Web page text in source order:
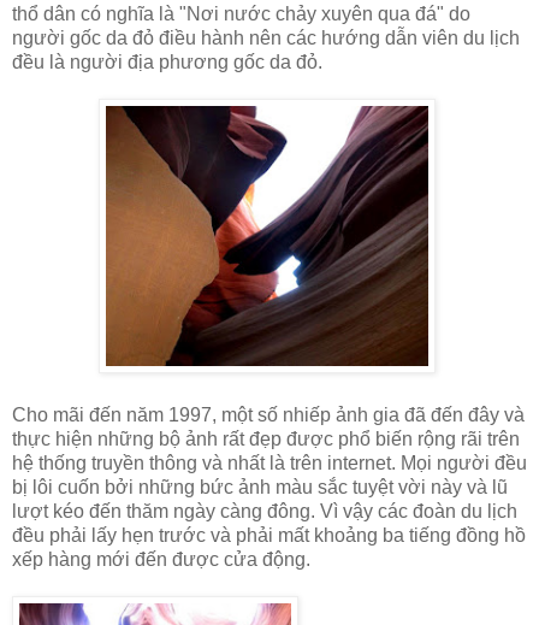
thổ dân có nghĩa là "Nơi nước chảy xuyên qua đá" do
người gốc da đỏ điều hành nên các hướng dẫn viên du lịch
đều là người địa phương gốc da đỏ.
Cho mãi đến năm 1997, một số nhiếp ảnh gia đã đến đây và
thực hiện những bộ ảnh rất đẹp được phổ biến rộng rãi trên
hệ thống truyền thông và nhất là trên internet. Mọi người đều
bị lôi cuốn bởi những bức ảnh màu sắc tuyệt vời này và lũ
lượt kéo đến thăm ngày càng đông. Vì vậy các đoàn du lịch
đều phải lấy hẹn trước và phải mất khoảng ba tiếng đồng hồ
xếp hàng mới đến được cửa động.